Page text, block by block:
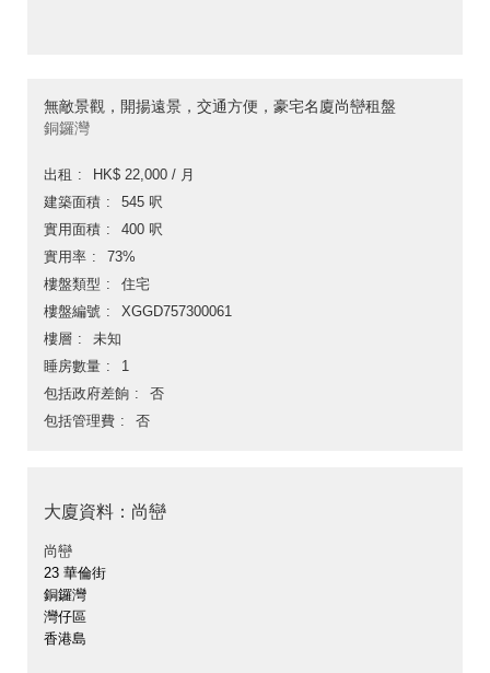
無敵景觀，開揚遠景，交通方便，豪宅名廈尚巒租盤
銅鑼灣
出租
HK$ 22,000 / 月
建築面積
545 呎
實用面積
400 呎
實用率
73%
樓盤類型
住宅
樓盤編號
XGGD757300061
樓層
未知
睡房數量
1
包括政府差餉
否
包括管理費
否
大廈資料：尚巒
尚巒
23 華倫街
銅鑼灣
灣仔區
香港島